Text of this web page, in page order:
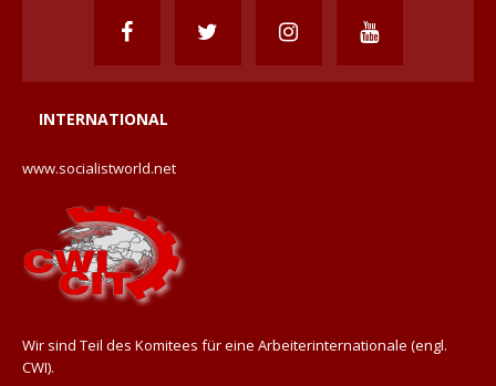
INTERNATIONAL
www.socialistworld.net
Wir sind Teil des Komitees für eine Arbeiterinternationale (engl.
CWI).